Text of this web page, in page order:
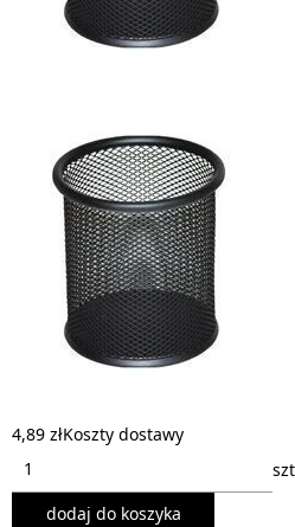
4,89 złKoszty dostawy
dodaj do koszyka